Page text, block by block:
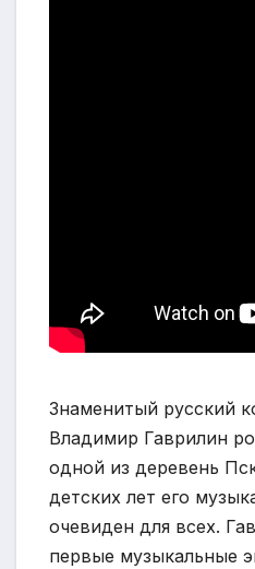
Знаменитый русский
Владимир Гаврилин
одной из деревень
детских лет его
очевиден для всех.
первые музыкальные